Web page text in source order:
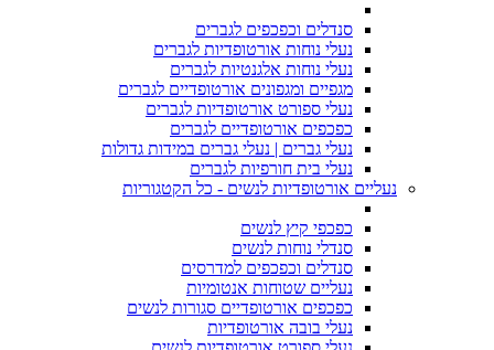
סנדלים וכפכפים לגברים
נעלי נוחות אורטופדיות לגברים
נעלי נוחות אלגנטיות לגברים
מגפיים ומגפונים אורטופדיים לגברים
נעלי ספורט אורטופדיות לגברים
כפכפים אורטופדיים לגברים
נעלי גברים | נעלי גברים במידות גדולות
נעלי בית חורפיות לגברים
נעליים אורטופדיות לנשים - כל הקטגוריות
כפכפי קיץ לנשים
סנדלי נוחות לנשים
סנדלים וכפכפים למדרסים
נעליים שטוחות אנטומיות
כפכפים אורטופדיים סגורות לנשים
נעלי בובה אורטופדיות